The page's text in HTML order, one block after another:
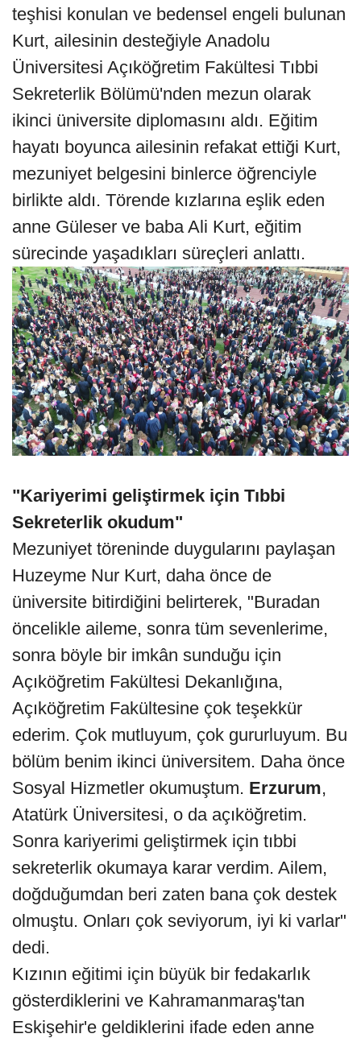
teşhisi konulan ve bedensel engeli bulunan
Kurt, ailesinin desteğiyle Anadolu
Üniversitesi Açıköğretim Fakültesi Tıbbi
Sekreterlik Bölümü'nden mezun olarak
ikinci üniversite diplomasını aldı. Eğitim
hayatı boyunca ailesinin refakat ettiği Kurt,
mezuniyet belgesini binlerce öğrenciyle
birlikte aldı. Törende kızlarına eşlik eden
anne Güleser ve baba Ali Kurt, eğitim
sürecinde yaşadıkları süreçleri anlattı.
"Kariyerimi geliştirmek için Tıbbi
Sekreterlik okudum"
Mezuniyet töreninde duygularını paylaşan
Huzeyme Nur Kurt, daha önce de
üniversite bitirdiğini belirterek, "Buradan
öncelikle aileme, sonra tüm sevenlerime,
sonra böyle bir imkân sunduğu için
Açıköğretim Fakültesi Dekanlığına,
Açıköğretim Fakültesine çok teşekkür
ederim. Çok mutluyum, çok gururluyum. Bu
bölüm benim ikinci üniversitem. Daha önce
Sosyal Hizmetler okumuştum. Erzurum,
Atatürk Üniversitesi, o da açıköğretim.
Sonra kariyerimi geliştirmek için tıbbi
sekreterlik okumaya karar verdim. Ailem,
doğduğumdan beri zaten bana çok destek
olmuştu. Onları çok seviyorum, iyi ki varlar"
dedi.
Kızının eğitimi için büyük bir fedakarlık
gösterdiklerini ve Kahramanmaraş'tan
Eskişehir'e geldiklerini ifade eden anne